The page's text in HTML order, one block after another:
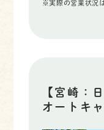
※実際の営業状況
【宮崎：
オートキ